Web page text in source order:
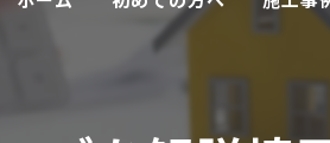
外壁・
その他